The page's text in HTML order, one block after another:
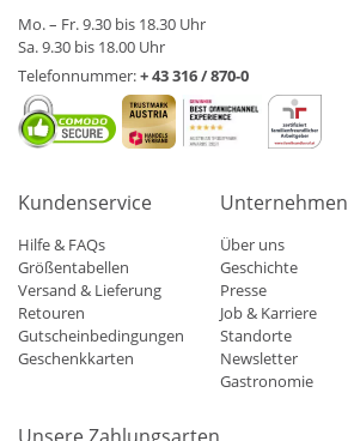
Mo. – Fr. 9.30 bis 18.30 Uhr
Sa. 9.30 bis 18.00 Uhr
Telefonnummer:+ 43 316 / 870-0
Kundenservice
Hilfe & FAQs
Größentabellen
Versand & Lieferung
Retouren
Gutscheinbedingungen
Geschenkkarten
Unternehmen
Über uns
Geschichte
Presse
Job & Karriere
Standorte
Newsletter
Gastronomie